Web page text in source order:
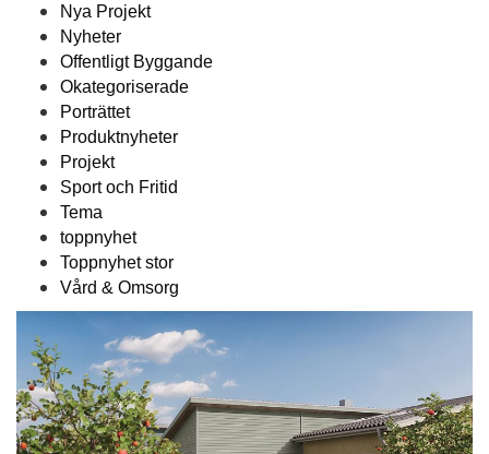
Nya Projekt
Nyheter
Offentligt Byggande
Okategoriserade
Porträttet
Produktnyheter
Projekt
Sport och Fritid
Tema
toppnyhet
Toppnyhet stor
Vård & Omsorg